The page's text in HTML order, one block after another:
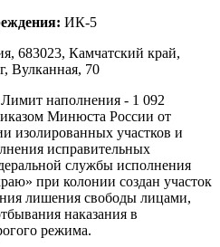
ИК-5
683023, Камчатский край,
Вулканная, 70
наполнения - 1 092
Минюста России от
изолированных участков и
исправительных
службы исполнения
при колонии создан участок
лишения свободы лицами,
наказания в
режима.